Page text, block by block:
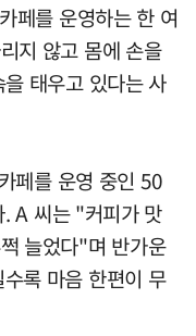
페를 운영하는 한 여
지 않고 몸에 손을
태우고 있다는 사
페를 운영 중인 50
A 씨는 "커피가 맛
늘었다"며 반가운
록 마음 한편이 무